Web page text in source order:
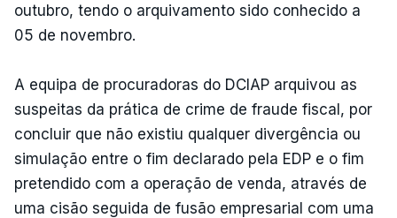
outubro, tendo o arquivamento sido conhecido a
05 de novembro.
A equipa de procuradoras do DCIAP arquivou as
suspeitas da prática de crime de fraude fiscal, por
concluir que não existiu qualquer divergência ou
simulação entre o fim declarado pela EDP e o fim
pretendido com a operação de venda, através de
uma cisão seguida de fusão empresarial com uma